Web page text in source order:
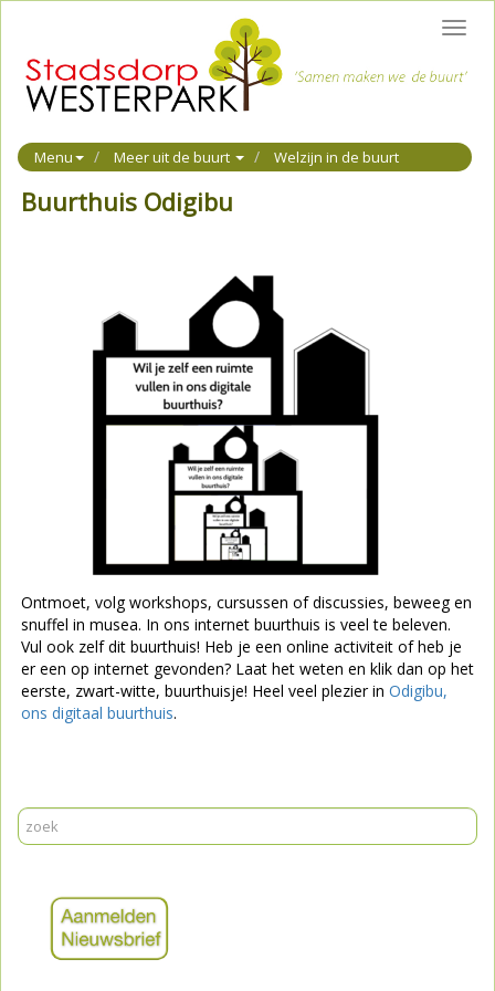
Menu Meer uit de buurt Welzijn in de buurt
Buurthuis Odigibu
Ontmoet, volg workshops, cursussen of discussies, beweeg en
snuffel in musea. In ons internet buurthuis is veel te beleven.
Vul ook zelf dit buurthuis! Heb je een online activiteit of heb je
er een op internet gevonden? Laat het weten en klik dan op het
eerste, zwart-witte, buurthuisje! Heel veel plezier in Odigibu,
ons digitaal buurthuis.